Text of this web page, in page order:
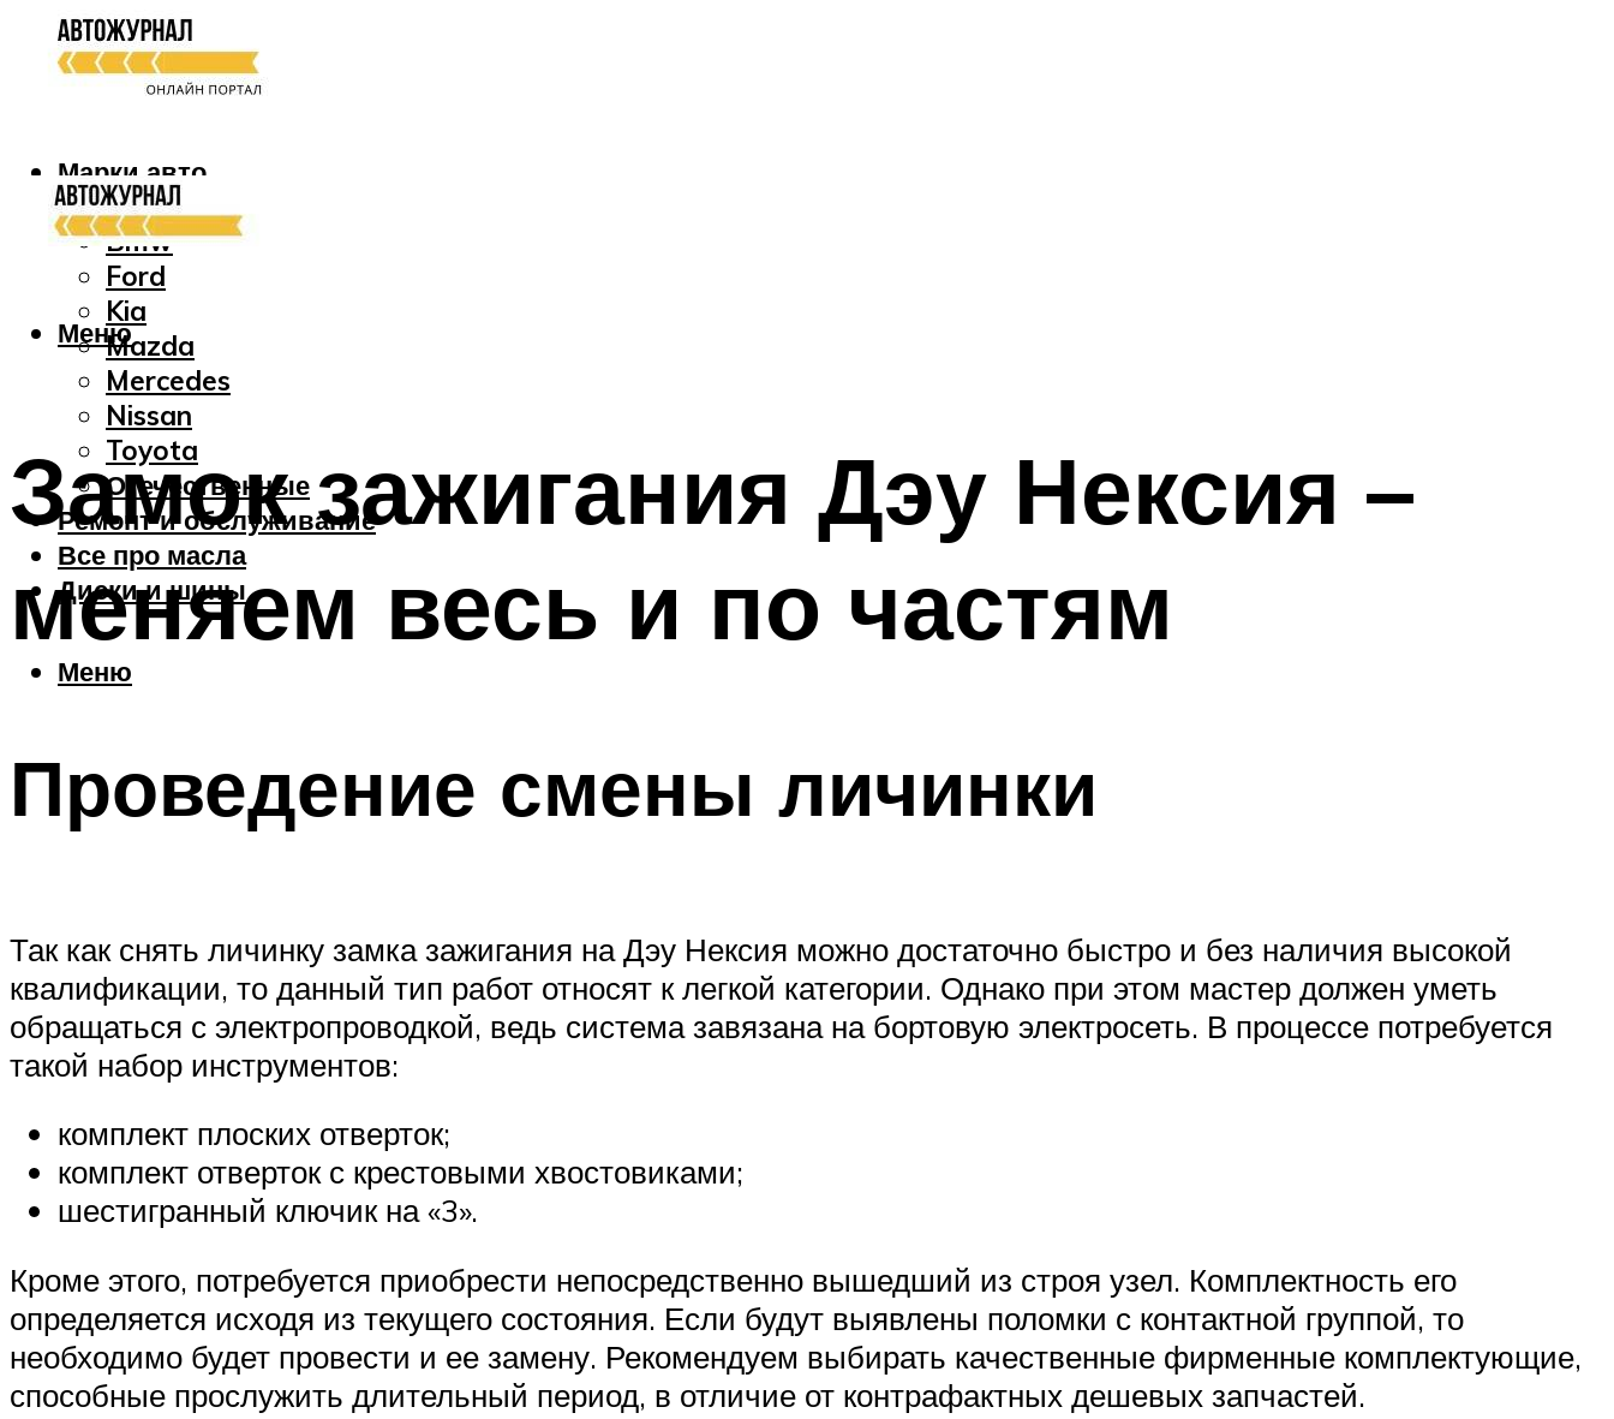
Марки авто
Audi
Bmw
Ford
Kia
Mazda
Mercedes
Nissan
Toyota
Отечественные
Ремонт и обслуживание
Все про масла
Диски и шины
Меню
Меню
Замок зажигания Дэу Нексия –
меняем весь и по частям
Проведение смены личинки
Так как снять личинку замка зажигания на Дэу Нексия можно достаточно быстро и без наличия высокой
квалификации, то данный тип работ относят к легкой категории. Однако при этом мастер должен уметь
обращаться с электропроводкой, ведь система завязана на бортовую электросеть. В процессе потребуется
такой набор инструментов:
комплект плоских отверток;
комплект отверток с крестовыми хвостовиками;
шестигранный ключик на «3».
Кроме этого, потребуется приобрести непосредственно вышедший из строя узел. Комплектность его
определяется исходя из текущего состояния. Если будут выявлены поломки с контактной группой, то
необходимо будет провести и ее замену. Рекомендуем выбирать качественные фирменные комплектующие,
способные прослужить длительный период, в отличие от контрафактных дешевых запчастей.